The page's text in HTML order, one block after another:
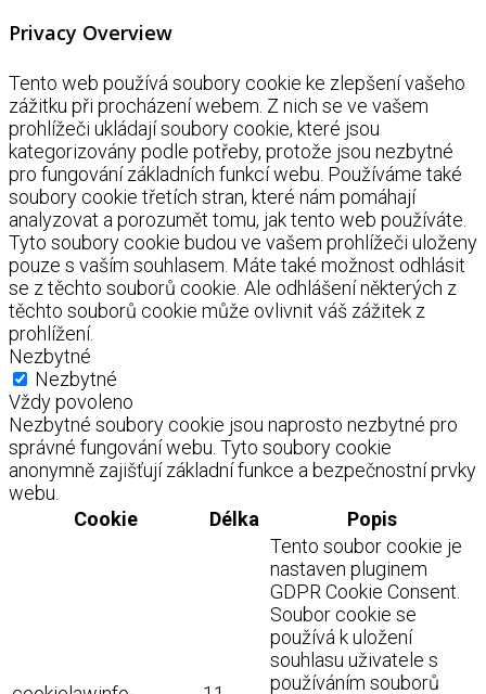
Privacy Overview
Tento web používá soubory cookie ke zlepšení vašeho
zážitku při procházení webem. Z nich se ve vašem
prohlížeči ukládají soubory cookie, které jsou
kategorizovány podle potřeby, protože jsou nezbytné
pro fungování základních funkcí webu. Používáme také
soubory cookie třetích stran, které nám pomáhají
analyzovat a porozumět tomu, jak tento web používáte.
Tyto soubory cookie budou ve vašem prohlížeči uloženy
pouze s vaším souhlasem. Máte také možnost odhlásit
se z těchto souborů cookie. Ale odhlášení některých z
těchto souborů cookie může ovlivnit váš zážitek z
prohlížení.
Nezbytné
Nezbytné
Vždy povoleno
Nezbytné soubory cookie jsou naprosto nezbytné pro
správné fungování webu. Tyto soubory cookie
anonymně zajišťují základní funkce a bezpečnostní prvky
webu.
Cookie
Délka Popis
Tento soubor cookie je
nastaven pluginem
GDPR Cookie Consent.
Soubor cookie se
používá k uložení
souhlasu uživatele s
používáním souborů